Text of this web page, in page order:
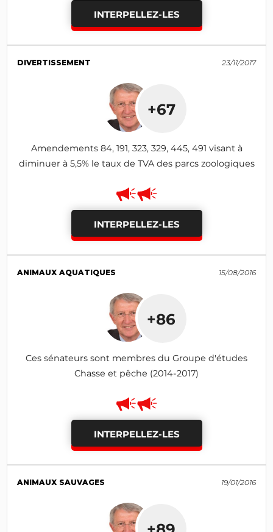
INTERPELLEZ-LES
DIVERTISSEMENT 23/11/2017
+67
Amendements 84, 191, 323, 329, 445, 491 visant à
diminuer à 5,5% le taux de TVA des parcs zoologiques
INTERPELLEZ-LES
ANIMAUX AQUATIQUES 15/08/2016
+86
Ces sénateurs sont membres du Groupe d'études
Chasse et pêche (2014-2017)
INTERPELLEZ-LES
ANIMAUX SAUVAGES 19/01/2016